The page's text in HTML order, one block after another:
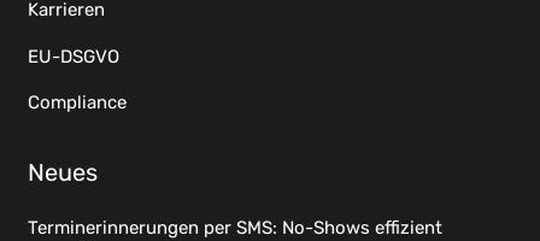
Karrieren
EU-DSGVO
Compliance
Neues
Terminerinnerungen per SMS: No-Shows effizient